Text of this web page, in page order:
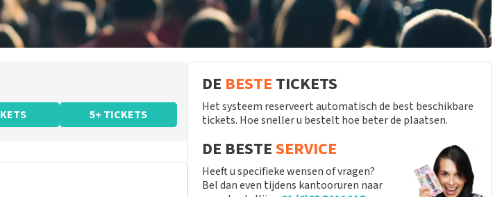
5+ TICKETS
DE BESTE TICKETS
Het systeem reserveert automatisch de best beschikbare
tickets. Hoe sneller u bestelt hoe beter de plaatsen.
DE BESTESERVICE
Heeft u specifieke wensen of vragen?
Bel dan even tijdens kantooruren naar